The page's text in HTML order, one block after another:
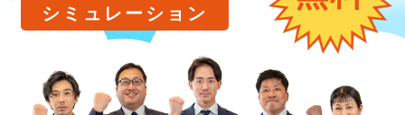
シミュレーション